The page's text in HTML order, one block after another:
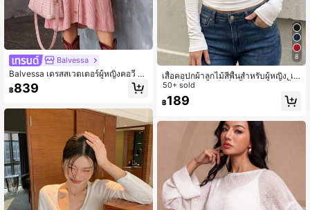
Balvessa
Balvessa เดรสสเวตเตอร์ผู้หญิงคอวี กร
ะดุมโลหะเย็บมือแถวเดียว เอวเข้ารูป ป
ลายแขนริบ แขนยาว ชายกระโปรงทรง
฿839
8
เสื้อคอปกผ้าลูกไม้สีพื้นสำหรับผู้หญิง, เสื้
อแฟชั่นเข้ารูปเซ็กซี่, เสื้อเบลาส์ปาร์ตี้ลำ
ลองที่ไม่เหมือนใคร สีขาวสำหรับฤดูใบไ
ม้ผลิ
50+ sold
฿189